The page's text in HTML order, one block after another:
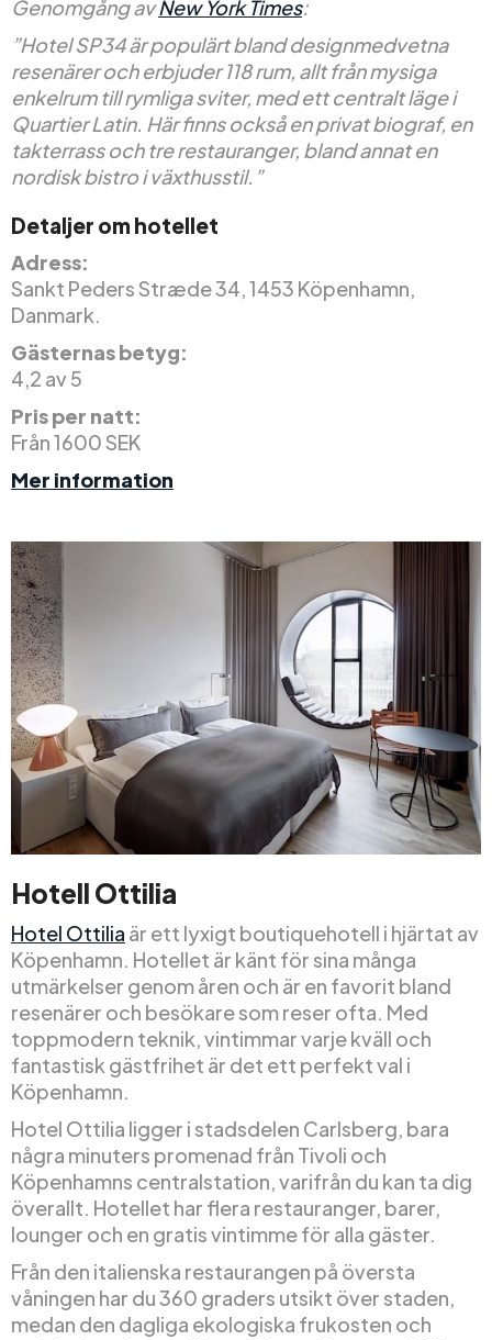
Genomgång avNew York Times:
”Hotel SP34 är populärt bland designmedvetna
resenärer och erbjuder 118 rum, allt från mysiga
enkelrum till rymliga sviter, med ett centralt läge i
Quartier Latin. Här finns också en privat biograf, en
takterrass och tre restauranger, bland annat en
nordisk bistro i växthusstil.”
Detaljer om hotellet
Adress:
Sankt Peders Stræde 34, 1453 Köpenhamn,
Danmark.
Gästernas betyg:
4,2 av 5
Pris per natt:
Från 1600 SEK
Mer information
Hotell Ottilia
Hotel Ottilia är ett lyxigt boutiquehotell i hjärtat av
Köpenhamn. Hotellet är känt för sina många
utmärkelser genom åren och är en favorit bland
resenärer och besökare som reser ofta. Med
toppmodern teknik, vintimmar varje kväll och
fantastisk gästfrihet är det ett perfekt val i
Köpenhamn.
Hotel Ottilia ligger i stadsdelen Carlsberg, bara
några minuters promenad från Tivoli och
Köpenhamns centralstation, varifrån du kan ta dig
överallt. Hotellet har flera restauranger, barer,
lounger och en gratis vintimme för alla gäster.
Från den italienska restaurangen på översta
våningen har du 360 graders utsikt över staden,
medan den dagliga ekologiska frukosten och